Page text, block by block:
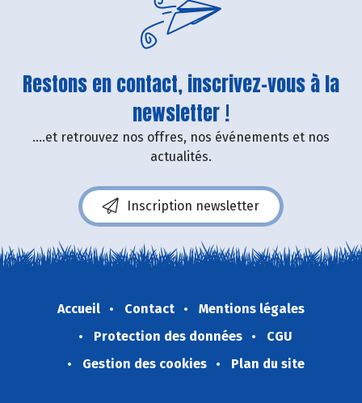
Restons en contact, inscrivez-vous à la
newsletter !
....et retrouvez nos offres, nos événements et nos
actualités.
Inscription newsletter
Accueil Contact
Mentions légales
Protection des données
CGU
Gestion des cookies
Plan du site